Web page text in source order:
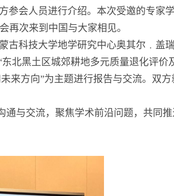
会人员进行介绍。本次受邀的专家
再次来到中国与大家相见。
古科技大学地学研究中心奥其尔﹒盖
北黑土区城郊耕地多元质量退化评价
来方向”为主题进行报告与交流。双
与交流，聚焦学术前沿问题，共同